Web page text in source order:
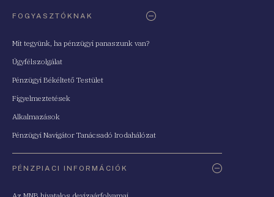
FOGYASZTÓKNAK
Mit tegyünk, ha pénzügyi panaszunk van?
Ügyfélszolgálat
Pénzügyi Békéltető Testület
Figyelmeztetések
Alkalmazások
Pénzügyi Navigátor Tanácsadó Irodahálózat
PÉNZPIACI INFORMÁCIÓK